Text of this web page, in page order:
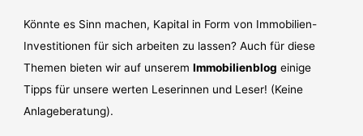
Könnte es Sinn machen, Kapital in Form von Immobilien-
Investitionen für sich arbeiten zu lassen? Auch für diese
Themen bieten wir auf unseremImmobilienblog einige
Tipps für unsere werten Leserinnen und Leser! (Keine
Anlageberatung).